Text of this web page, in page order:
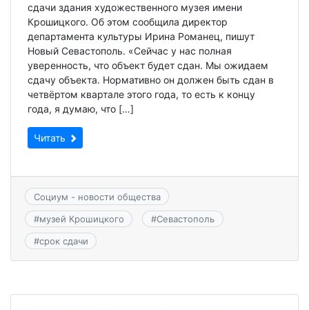
сдачи здания художественного музея имени
Крошицкого. Об этом сообщила директор
департамента культуры Ирина Романец, пишут
Новый Севастополь. «Сейчас у нас полная
уверенность, что объект будет сдан. Мы ожидаем
сдачу объекта. Нормативно он должен быть сдан в
четвёртом квартале этого года, то есть к концу
года, я думаю, что […]
Читать
Социум - новости общества
#музей Крошицкого #Севастополь
#срок сдачи